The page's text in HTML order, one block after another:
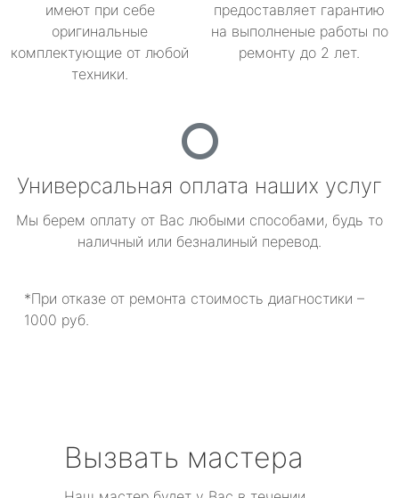
имеют при себе
оригинальные
комплектующие от любой
техники.
предоставляет гарантию
на выполненые работы по
ремонту до 2 лет.
Универсальная оплата наших услуг
Мы берем оплату от Вас любыми способами, будь то
наличный или безналиный перевод.
*При отказе от ремонта стоимость диагностики –
1000 руб.
Вызвать мастера